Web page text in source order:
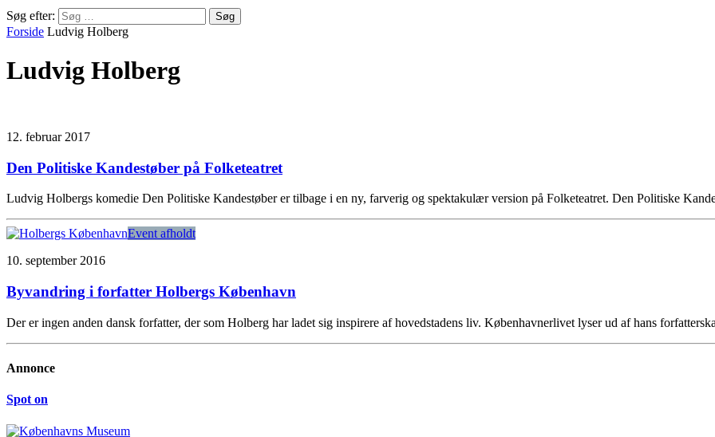
Søg efter:
Forside Ludvig Holberg
Ludvig Holberg
12. februar 2017
Den Politiske Kandestøber på Folketeatret
Ludvig Holbergs komedie Den Politiske Kandestøber er tilbage i en ny, farverig og spektakulær version på Folketeatret. Den Politiske
Event afholdt
10. september 2016
Byvandring i forfatter Holbergs København
Der er ingen anden dansk forfatter, der som Holberg har ladet sig inspirere af hovedstadens liv. Københavnerlivet lyser ud af hans
Annonce
Spot on